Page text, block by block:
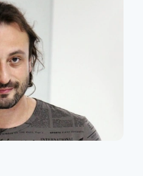
места заранее
вам выбрать лучшие
клиентов предусмотрены
приобретения билетов
и шоу, а также
приобрести онлайн или
о времени
мест. Узнайте
прямо сейчас —